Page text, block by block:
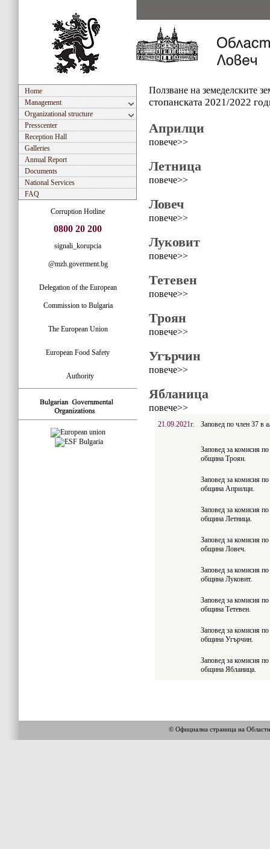
Home
Management
Organizational structure
Presscenter
Reception Hall
Galleries
Annual Report
Documents
National Services
FAQ
Corruption Hotline
0800 20 200
signali_korupcia
@mzh.goverment.bg
Delegation of the European
Commission to Bulgaria
The European Union
European Food Safety
Authority
Ползване на земеделските
стопанската 2021/2022
Априлци
повече>>
Летница
повече>>
Ловеч
повече>>
Луковит
повече>>
Тетевен
повече>>
Троян
повече>>
Угърчин
повече>>
Ябланица
повече>>
21.09.2021г. Заповед по член 37 в
Заповед за комисия
община Троян.
Заповед за комисия
община Априлци.
Заповед за комисия
община Летница.
Заповед за комисия
община Ловеч.
Заповед за комисия
община Луковит.
Заповед за комисия
община Тетевен.
Заповед за комисия
община Угърчин.
Заповед за комисия
община Ябланица.
© Официална страница на